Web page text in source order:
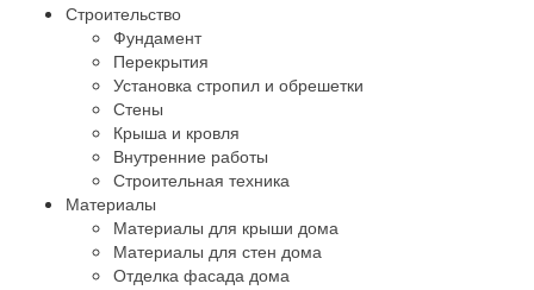
Строительство
Фундамент
Перекрытия
Установка стропил и обрешетки
Стены
Крыша и кровля
Внутренние работы
Строительная техника
Материалы
Материалы для крыши дома
Материалы для стен дома
Отделка фасада дома